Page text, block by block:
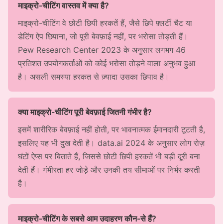
माइक्रो-चीटिंग वास्तव में क्या है?
माइक्रो-चीटिंग वे छोटी छिपी हरकतें हैं, जैसे छिपे फ़्लर्टी चैट या
डेटिंग ऐप छिपाना, जो पूरी बेवफ़ाई नहीं, पर भरोसा तोड़ती हैं।
Pew Research Center 2023 के अनुसार लगभग 46
प्रतिशत उपयोगकर्ताओं को कोई भरोसा तोड़ने वाला अनुभव हुआ
है। असली समस्या हरकत से ज़्यादा उसका छिपाव है।
क्या माइक्रो-चीटिंग पूरी बेवफ़ाई जितनी गंभीर है?
इसमें शारीरिक बेवफ़ाई नहीं होती, पर भावनात्मक ईमानदारी टूटती है,
इसलिए यह भी दुख देती है। data.ai 2024 के अनुसार लोग रोज़
घंटों ऐप्स पर बिताते हैं, जिससे छोटी छिपी हरकतें भी बड़ी दूरी बना
देती हैं। गंभीरता हर जोड़े और उनकी तय सीमाओं पर निर्भर करती
है।
माइक्रो-चीटिंग के सबसे आम उदाहरण कौन-से हैं?